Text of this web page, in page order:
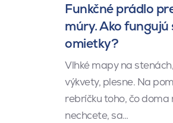
Funkčné prádlo
múry. Ako fungujú
omietky?
Vlhké mapy na
výkvety, plesne. Na
rebríčku toho, čo doma
nechcete, sa…